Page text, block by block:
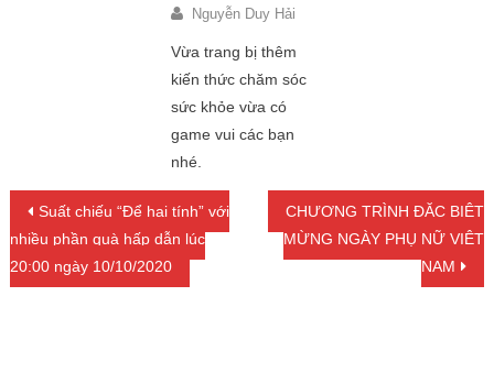
Nguyễn Duy Hải
Vừa trang bị thêm
kiến thức chăm sóc
sức khỏe vừa có
game vui các bạn
nhé.
Điều hướng bài viết
Suất chiếu “Để hai tính” với
nhiều phần quà hấp dẫn lúc
20:00 ngày 10/10/2020
CHƯƠNG TRÌNH ĐẶC BIỆT
MỪNG NGÀY PHỤ NỮ VIỆT
NAM